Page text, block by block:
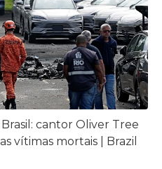
cantor Oliver Tree
vítimas mortais | Brazil